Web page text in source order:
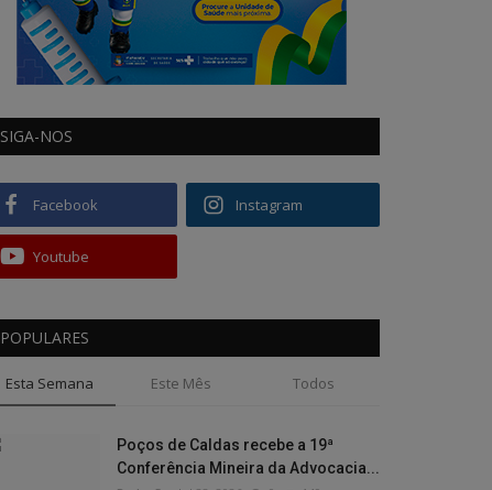
SIGA-NOS
Facebook Instagram
Youtube
POPULARES
Esta Semana Este Mês Todos
Poços de Caldas recebe a 19ª
Conferência Mineira da Advocacia...